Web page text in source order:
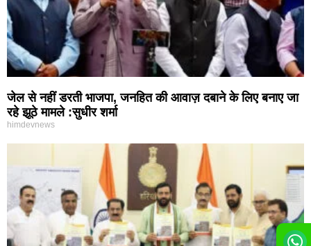
जेल से नहीं डरती भाजपा, जनहित की आवाज़ दबाने के लिए बनाए जा
रहे झूठे मामले :सुधीर शर्मा
himdevnews